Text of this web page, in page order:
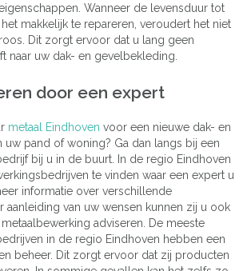
Wanneer de levensduur tot
makkelijk te repareren, veroudert het niet
Dit zorgt ervoor dat u lang geen
naar uw dak- en gevelbekleding.
door een expert
metaal Eindhoven voor een nieuwe dak- en
uw pand of woning? Ga dan langs bij een
bij u in de buurt. In de regio Eindhoven
te vinden waar een expert u
informatie over verschillende
aanleiding van uw wensen kunnen zij u ook
adviseren. De meeste
in de regio Eindhoven hebben een
beheer. Dit zorgt ervoor dat zij producten